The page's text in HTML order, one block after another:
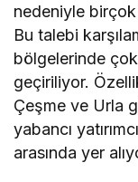
nedeniyle
Bu talebi
bölgelerinde
geçiriliyor.
Çeşme ve Urla
yabancı
arasında yer